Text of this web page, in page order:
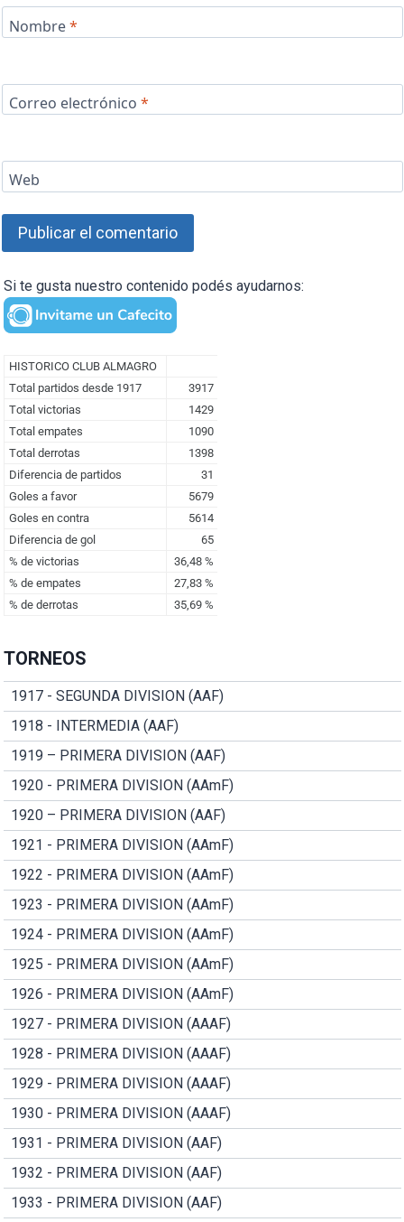
Nombre*
Correo electrónico *
Web
Si te gusta nuestro contenido podés ayudarnos:
TORNEOS
1917 - SEGUNDA DIVISION (AAF)
1918 - INTERMEDIA (AAF)
1919 – PRIMERA DIVISION (AAF)
1920 - PRIMERA DIVISION (AAmF)
1920 – PRIMERA DIVISION (AAF)
1921 - PRIMERA DIVISION (AAmF)
1922 - PRIMERA DIVISION (AAmF)
1923 - PRIMERA DIVISION (AAmF)
1924 - PRIMERA DIVISION (AAmF)
1925 - PRIMERA DIVISION (AAmF)
1926 - PRIMERA DIVISION (AAmF)
1927 - PRIMERA DIVISION (AAAF)
1928 - PRIMERA DIVISION (AAAF)
1929 - PRIMERA DIVISION (AAAF)
1930 - PRIMERA DIVISION (AAAF)
1931 - PRIMERA DIVISION (AAF)
1932 - PRIMERA DIVISION (AAF)
1933 - PRIMERA DIVISION (AAF)